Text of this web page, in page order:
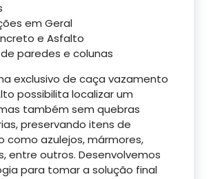
em Geral
e Asfalto
paredes e colunas
exclusivo de caça vazamento
possibilita localizar um
também sem quebras
preservando itens de
como azulejos, mármores,
entre outros. Desenvolvemos
para tomar a solução final